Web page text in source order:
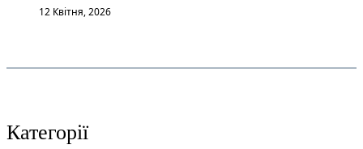
12 Квітня, 2026
Категорії